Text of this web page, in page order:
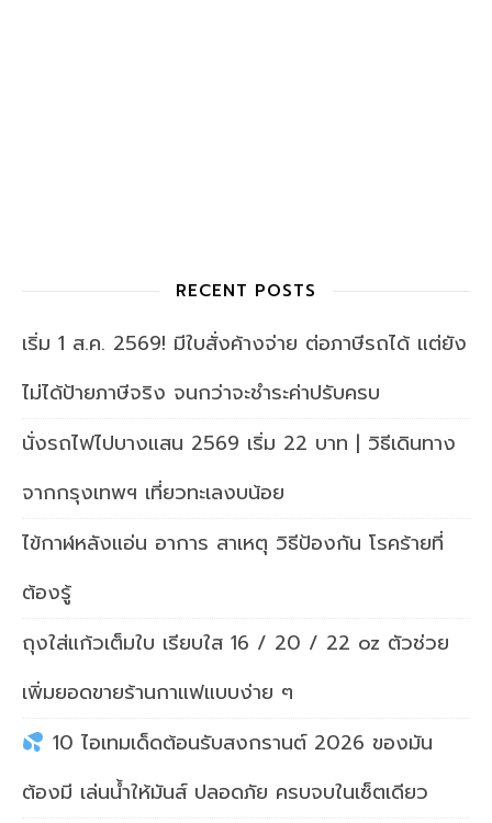
RECENT POSTS
เริ่ม 1 ส.ค. 2569! มีใบสั่งค้างจ่าย ต่อภาษีรถได้ แต่ยัง
ไม่ได้ป้ายภาษีจริง จนกว่าจะชำระค่าปรับครบ
นั่งรถไฟไปบางแสน 2569 เริ่ม 22 บาท | วิธีเดินทาง
จากกรุงเทพฯ เที่ยวทะเลงบน้อย
ไข้กาฬหลังแอ่น อาการ สาเหตุ วิธีป้องกัน โรคร้ายที่
ต้องรู้
ถุงใส่แก้วเต็มใบ เรียบใส 16 / 20 / 22 oz ตัวช่วย
เพิ่มยอดขายร้านกาแฟแบบง่าย ๆ
10 ไอเทมเด็ดต้อนรับสงกรานต์ 2026 ของมัน
ต้องมี เล่นน้ำให้มันส์ ปลอดภัย ครบจบในเซ็ตเดียว